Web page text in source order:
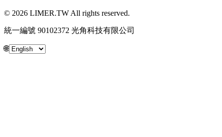
© 2026 LIMER.TW All rights reserved.
統一編號 90102372 光角科技有限公司
🌐